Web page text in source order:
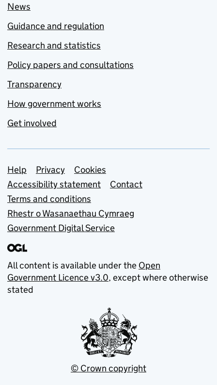
News
Guidance and regulation
Research and statistics
Policy papers and consultations
Transparency
How government works
Get involved
Support links
Help Privacy
Cookies
Accessibility statement
Contact
Terms and conditions
Rhestr o Wasanaethau Cymraeg
Government Digital Service
All content is available under the Open
Government Licence v3.0, except where otherwise
stated
© Crown copyright